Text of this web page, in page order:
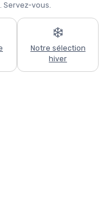
Servez-vous.
❄️
Notre sélection
hiver